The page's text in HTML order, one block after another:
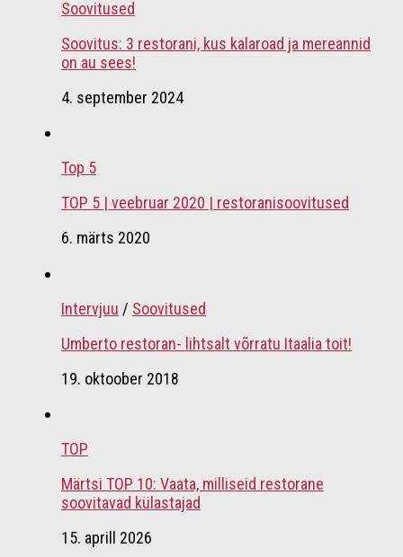
Soovitused
Soovitus: 3 restorani, kus kalaroad ja mereannid
on au sees!
4. september 2024
Top 5
TOP 5 | veebruar 2020 | restoranisoovitused
6. märts 2020
Intervjuu / Soovitused
Umberto restoran- lihtsalt võrratu Itaalia toit!
19. oktoober 2018
TOP
Märtsi TOP 10: Vaata, milliseid restorane
soovitavad külastajad
15. aprill 2026